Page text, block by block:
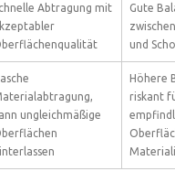
Abtragung mit
Gute
und
ungleichmäßige
Höhere
riskant